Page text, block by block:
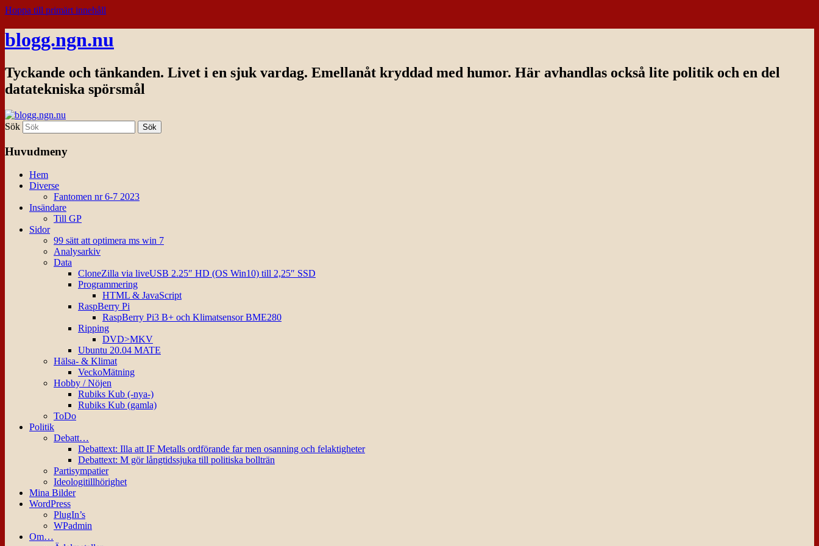
Hoppa till primärt innehåll
blogg.ngn.nu
Tyckande och tänkanden. Livet i en sjuk vardag. Emellanåt kryddad med humor. Här avhandlas också lite politik och en del
datatekniska spörsmål
Sök
Huvudmeny
Hem
Diverse
Fantomen nr 6-7 2023
Insändare
Till GP
Sidor
99 sätt att optimera ms win 7
Analysarkiv
Data
CloneZilla via liveUSB 2.25″ HD (OS Win10) till 2,25″ SSD
Programmering
HTML & JavaScript
RaspBerry Pi
RaspBerry Pi3 B+ och Klimatsensor BME280
Ripping
DVD>MKV
Ubuntu 20.04 MATE
Hälsa- & Klimat
VeckoMätning
Hobby / Nöjen
Rubiks Kub (-nya-)
Rubiks Kub (gamla)
ToDo
Politik
Debatt…
Debattext: Illa att IF Metalls ordförande far men osanning och felaktigheter
Debattext: M gör långtidssjuka till politiska bollträn
Partisympatier
Ideologitillhörighet
Mina Bilder
WordPress
PlugIn’s
WPadmin
Om…